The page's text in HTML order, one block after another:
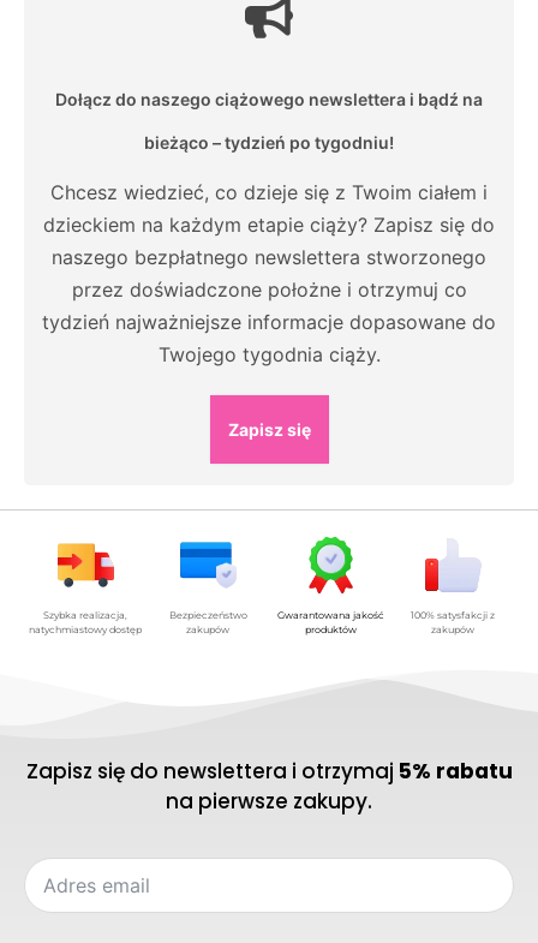
Dołącz do naszego ciążowego newslettera i bądź na
bieżąco – tydzień po tygodniu!
Chcesz wiedzieć, co dzieje się z Twoim ciałem i
dzieckiem na każdym etapie ciąży? Zapisz się do
naszego bezpłatnego newslettera stworzonego
przez doświadczone położne i otrzymuj co
tydzień najważniejsze informacje dopasowane do
Twojego tygodnia ciąży.
Zapisz się
Szybka realizacja,
natychmiastowy dostęp
Bezpieczeństwo
zakupów
Gwarantowana jakość
produktów
100% satysfakcji z
zakupów
Zapisz się do newslettera i otrzymaj 5% rabatu
na pierwsze zakupy.